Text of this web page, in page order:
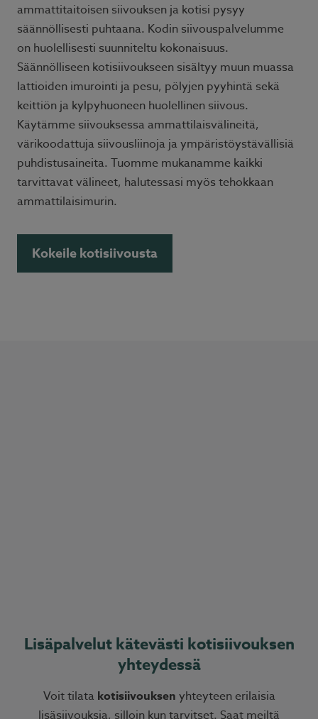
ammattitaitoisen siivouksen ja kotisi pysyy
säännöllisesti puhtaana. Kodin siivouspalvelumme
on huolellisesti suunniteltu kokonaisuus.
Säännölliseen kotisiivoukseen sisältyy muun muassa
lattioiden imurointi ja pesu, pölyjen pyyhintä sekä
keittiön ja kylpyhuoneen huolellinen siivous.
Käytämme siivouksessa ammattilaisvälineitä,
värikoodattuja siivousliinoja ja ympäristöystävällisiä
puhdistusaineita. Tuomme mukanamme kaikki
tarvittavat välineet, halutessasi myös tehokkaan
ammattilaisimurin.
Kokeile kotisiivousta
Lisäpalvelut kätevästi kotisiivouksen
yhteydessä
Voit tilata kotisiivouksen yhteyteen erilaisia